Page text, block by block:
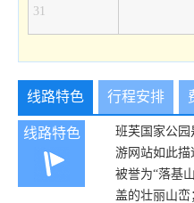
31
线路特色 行程安排
线路特色
班芙国家公园
游网站如此
被誉为“落基
盖的壮丽山